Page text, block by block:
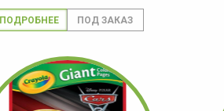
ПОДРОБНЕЕ